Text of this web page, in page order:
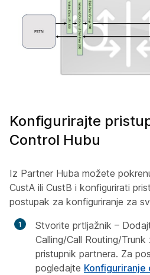
Konfigurirajte
Control Hubu
Iz Partner Huba možete
CustA ili CustB i konfigurirati
postupak za konfiguriranje za
Stvorite prtljažnik –
Calling/Call Routing/
pristupnik partnera. Za
pogledajte Konfiguriranje